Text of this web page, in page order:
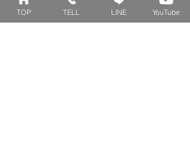
ファッション＆グッズ
TOP TELL LINE YouTube